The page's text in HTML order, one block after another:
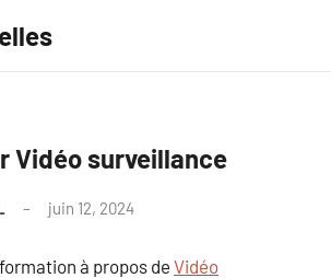
Vidéo surveillance
juin 12, 2024
à propos de Vidéo